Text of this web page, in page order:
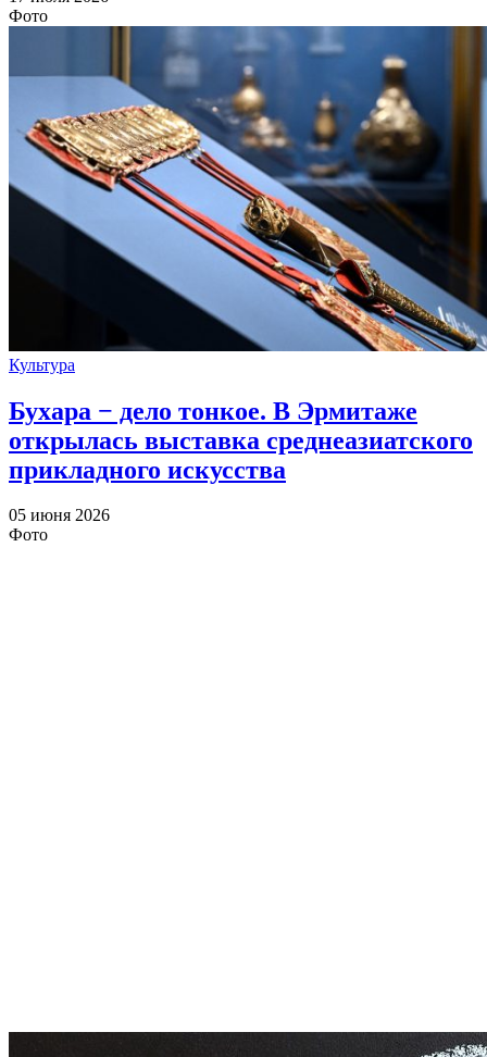
Фото
Культура
Бухара − дело тонкое. В Эрмитаже
открылась выставка среднеазиатского
прикладного искусства
05 июня 2026
Фото